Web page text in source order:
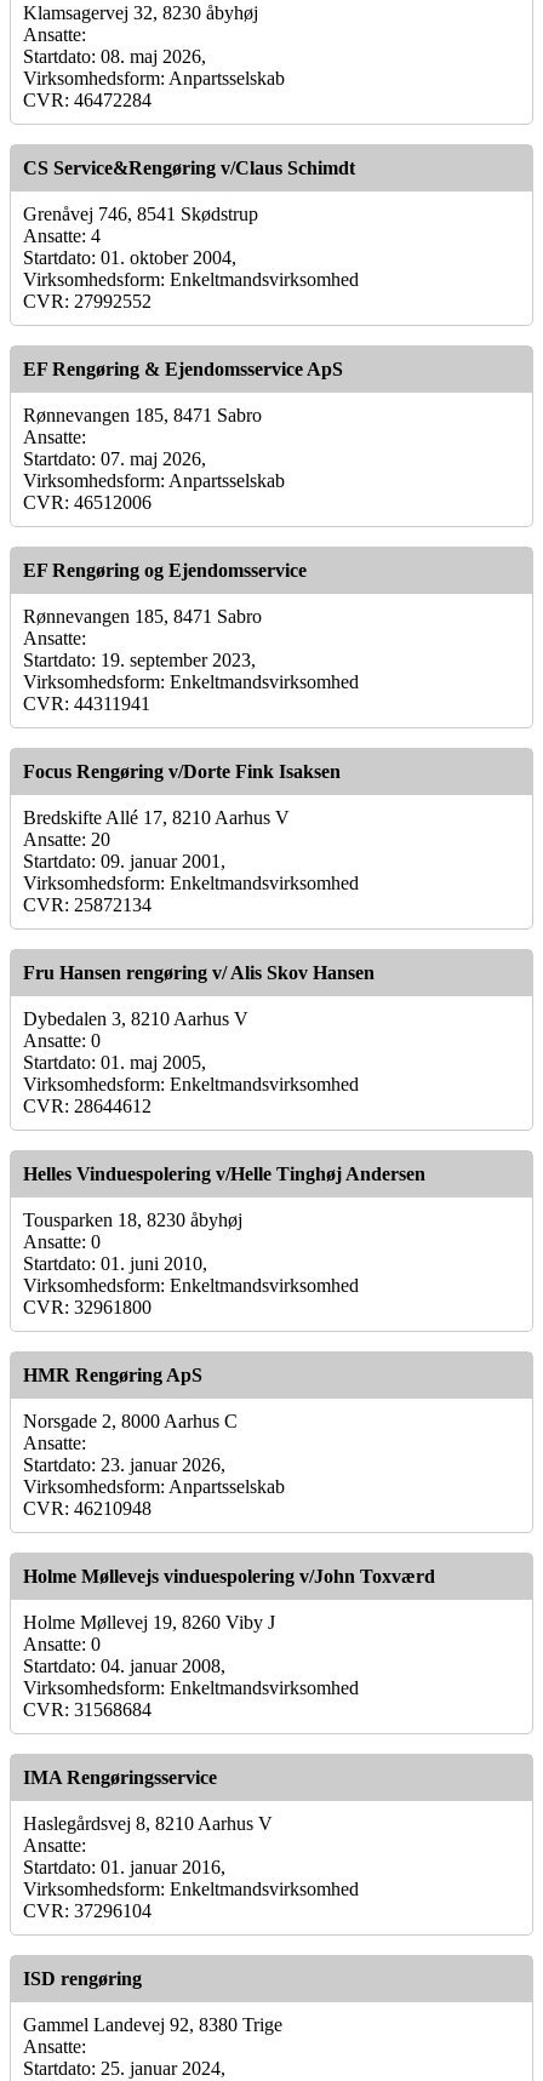
Klamsagervej 32, 8230 åbyhøj
Ansatte:
Startdato: 08. maj 2026,
Virksomhedsform: Anpartsselskab
CVR: 46472284
CS Service&Rengøring v/Claus Schimdt
Grenåvej 746, 8541 Skødstrup
Ansatte: 4
Startdato: 01. oktober 2004,
Virksomhedsform: Enkeltmandsvirksomhed
CVR: 27992552
EF Rengøring & Ejendomsservice ApS
Rønnevangen 185, 8471 Sabro
Ansatte:
Startdato: 07. maj 2026,
Virksomhedsform: Anpartsselskab
CVR: 46512006
EF Rengøring og Ejendomsservice
Rønnevangen 185, 8471 Sabro
Ansatte:
Startdato: 19. september 2023,
Virksomhedsform: Enkeltmandsvirksomhed
CVR: 44311941
Focus Rengøring v/Dorte Fink Isaksen
Bredskifte Allé 17, 8210 Aarhus V
Ansatte: 20
Startdato: 09. januar 2001,
Virksomhedsform: Enkeltmandsvirksomhed
CVR: 25872134
Fru Hansen rengøring v/ Alis Skov Hansen
Dybedalen 3, 8210 Aarhus V
Ansatte: 0
Startdato: 01. maj 2005,
Virksomhedsform: Enkeltmandsvirksomhed
CVR: 28644612
Helles Vinduespolering v/Helle Tinghøj Andersen
Tousparken 18, 8230 åbyhøj
Ansatte: 0
Startdato: 01. juni 2010,
Virksomhedsform: Enkeltmandsvirksomhed
CVR: 32961800
HMR Rengøring ApS
Norsgade 2, 8000 Aarhus C
Ansatte:
Startdato: 23. januar 2026,
Virksomhedsform: Anpartsselskab
CVR: 46210948
Holme Møllevejs vinduespolering v/John Toxværd
Holme Møllevej 19, 8260 Viby J
Ansatte: 0
Startdato: 04. januar 2008,
Virksomhedsform: Enkeltmandsvirksomhed
CVR: 31568684
IMA Rengøringsservice
Haslegårdsvej 8, 8210 Aarhus V
Ansatte:
Startdato: 01. januar 2016,
Virksomhedsform: Enkeltmandsvirksomhed
CVR: 37296104
ISD rengøring
Gammel Landevej 92, 8380 Trige
Ansatte:
Startdato: 25. januar 2024,